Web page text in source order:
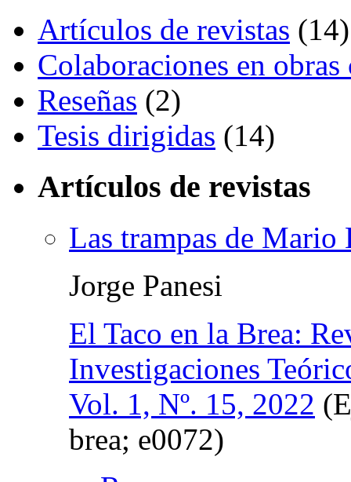
Artículos de revistas (14)
Colaboraciones en
Reseñas (2)
Tesis dirigidas (14)
Artículos de revistas
Las trampas de Mario
Jorge Panesi
El Taco en la Brea:
Investigaciones
Vol. 1, Nº. 15, 2022
brea; e0072)